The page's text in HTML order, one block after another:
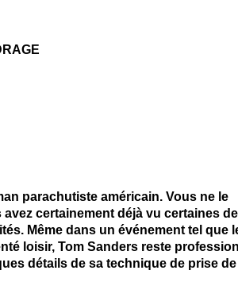
parachutiste américain. Vous ne le
avez certainement déjà vu certaines
Même dans un événement tel que
loisir, Tom Sanders reste
détails de sa technique de prise